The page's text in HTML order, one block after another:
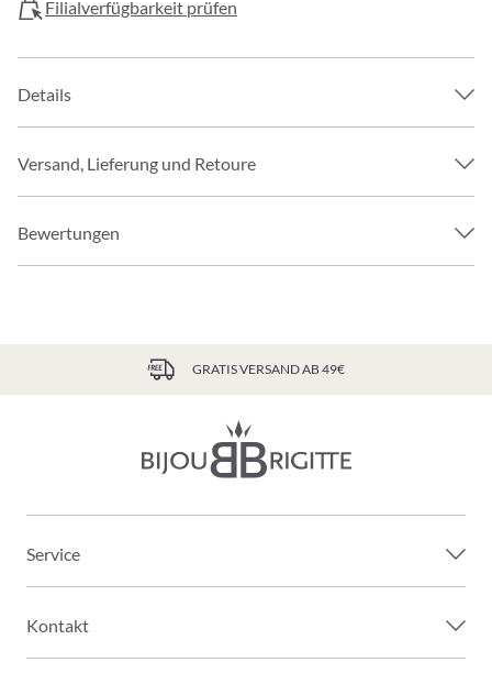
Filialverfügbarkeit prüfen
Details
Versand, Lieferung und Retoure
Bewertungen
GRATIS VERSAND AB 49€
Service
Kontakt